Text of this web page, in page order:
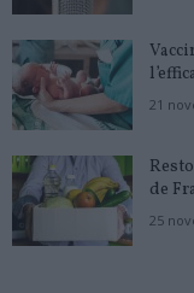
21
de
25